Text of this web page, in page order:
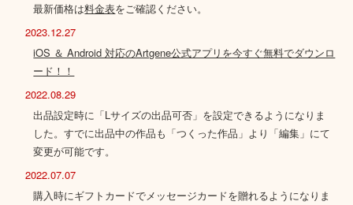
最新価格は料金表をご確認ください。
2023.12.27
iOS ＆ Android 対応のArtgene公式アプリを今すぐ無料でダウンロ
ード！！
2022.08.29
出品設定時に「Lサイズの出品可否」を設定できるようになりま
した。すでに出品中の作品も「つくった作品」より「編集」にて
変更が可能です。
2022.07.07
購入時にギフトカードでメッセージカードを贈れるようになりま